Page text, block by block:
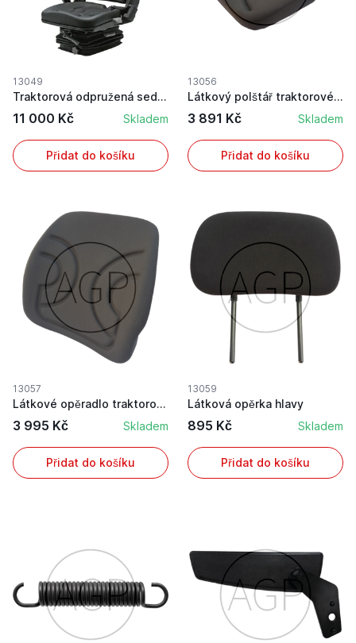
13049
Traktorová odpružená sedačka s loketními opěrky...
11 000 Kč Skladem
Přidat do košíku
13056
Látkový polštář traktorového sedadla
3 891 Kč Skladem
Přidat do košíku
13057
Látkové opěradlo traktorové sedačky
3 995 Kč Skladem
Přidat do košíku
13059
Látková opěrka hlavy
895 Kč Skladem
Přidat do košíku